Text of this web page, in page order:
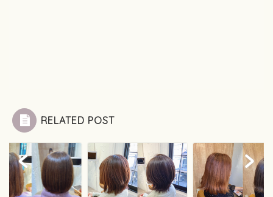
RELATED POST